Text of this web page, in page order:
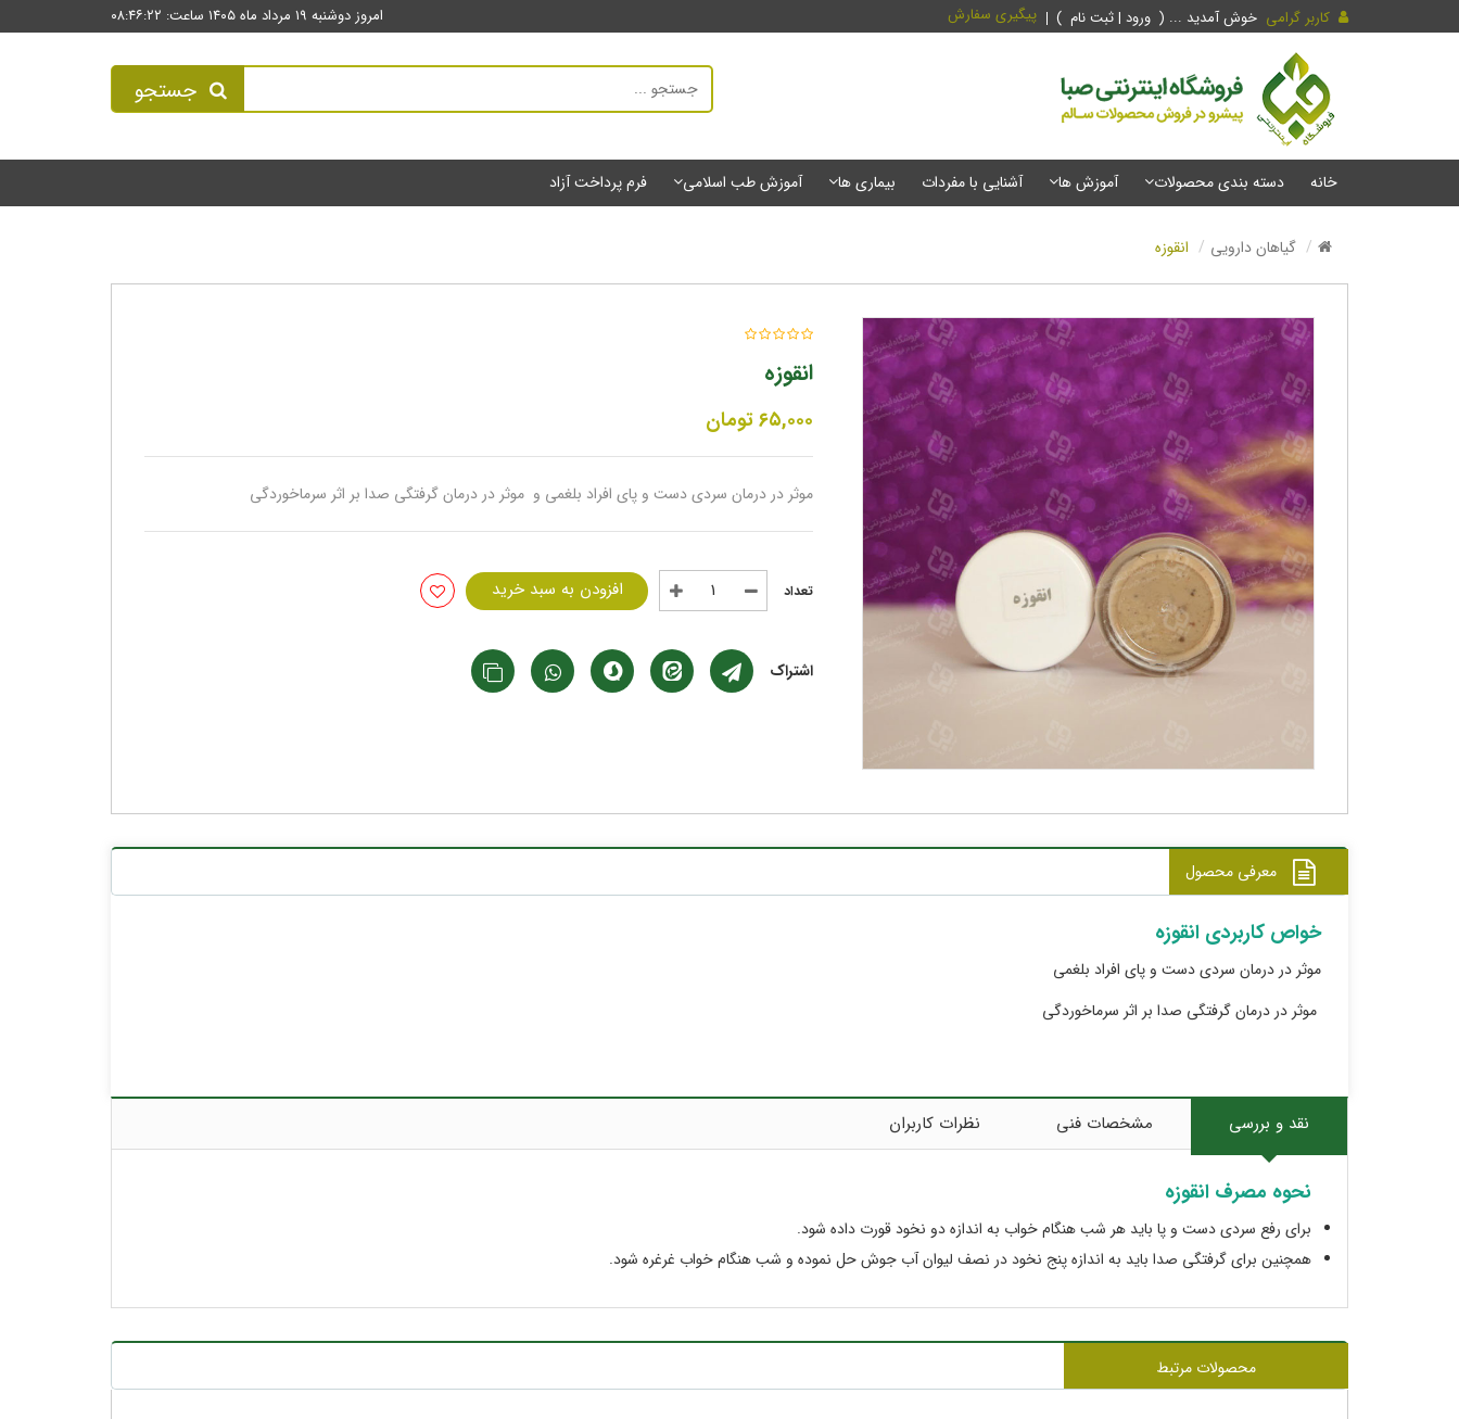
کاربر گرامی خوش آمدید ... ( ورود | ثبت نام ) پیگیری سفارش امروز دوشنبه ۱۹ مرداد ماه ۱۴۰۵ ساعت: ۰۸:۴۶:۲۲
جستجو
خانه دسته بندی محصولات آموزش ها آشنایی با مفردات بیماری ها آموزش طب اسلامی فرم پرداخت آزاد
گیاهان دارویی انقوزه
انقوزه
۶۵,۰۰۰تومان
موثر در درمان سردی دست و پای افراد بلغمی و موثر در درمان گرفتگی صدا بر اثر سرماخوردگی
افزودن به سبد خرید
اشتراک
معرفی محصول
خواص کاربردی انقوزه
موثر در درمان سردی دست و پای افراد بلغمی
موثر در درمان گرفتگی صدا بر اثر سرماخوردگی
نقد و بررسی مشخصات فنی نظرات کاربران
نحوه مصرف انقوزه
برای رفع سردی دست و پا باید هر شب هنگام خواب به اندازه دو نخود قورت داده شود.
همچنین برای گرفتگی صدا باید به اندازه پنج نخود در نصف لیوان آب جوش حل نموده و شب هنگام خواب غرغره شود.
محصولات مرتبط